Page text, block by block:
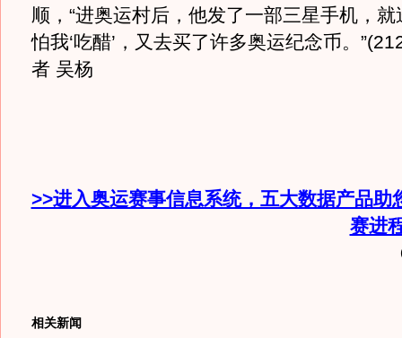
顺，“进奥运村后，他发了一部三星手机，
怕我‘吃醋’，又去买了许多奥运纪念币。
者 吴杨
>>进入奥运赛事信息系统，五大数据产品助
赛进
相关新闻